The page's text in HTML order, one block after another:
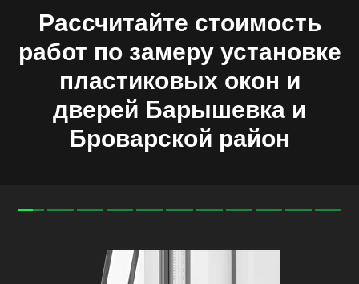
Рассчитайте стоимость
работ по замеру установке
пластиковых окон и
дверей Барышевка и
Броварской район